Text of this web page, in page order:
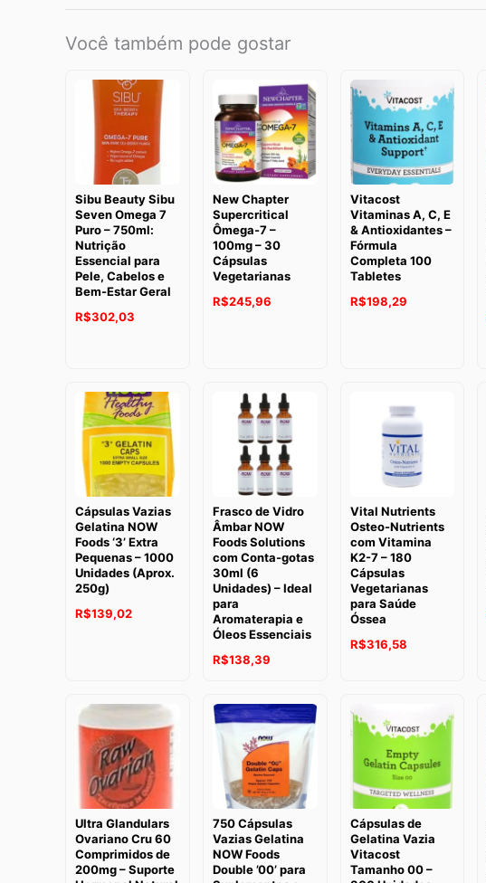
Você também pode gostar
Sibu Beauty Sibu
Seven Omega 7
Puro – 750ml:
Nutrição
Essencial para
Pele, Cabelos e
Bem-Estar Geral
O
R$356,58.
R$302,03
R$302,03.
New Chapter
Supercritical
Ômega-7 –
100mg – 30
Cápsulas
Vegetarianas
O
R$320,83.
R$245,96O
R$245,96.
Vitacost
Vitaminas A, C, E
& Antioxidantes –
Fórmula
Completa 100
Tabletes
R$198,29
Cápsulas Vazias
Gelatina NOW
Foods ‘3’ Extra
Pequenas – 1000
Unidades (Aprox.
250g)
O
R$214,10.
R$139,02O
R$139,02.
Frasco de Vidro
Âmbar NOW
Foods Solutions
com Conta-gotas
30ml (6
Unidades) – Ideal
para
Aromaterapia e
Óleos Essenciais
O
original
era:
R$152,09.
R$138,39O
atual
R$138,39.
Vital Nutrients
Osteo-Nutrients
com Vitamina
K2-7 – 180
Cápsulas
Vegetarianas
para Saúde
Óssea
R$316,58
Ultra Glandulars
Ovariano Cru 60
Comprimidos de
200mg – Suporte
750 Cápsulas
Vazias Gelatina
NOW Foods
Double ’00’ para
Cápsulas de
Gelatina Vazia
Vitacost
Tamanho 00 –